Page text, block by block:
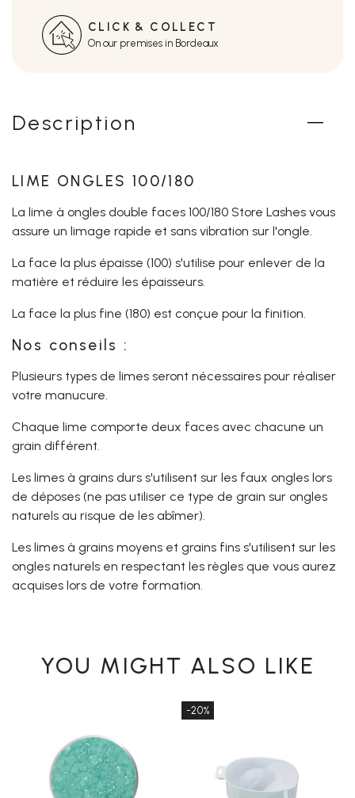
CLICK & COLLECT
On our premises in Bordeaux
Description
LIME ONGLES 100/180
La lime à ongles double faces 100/180 Store Lashes vous
assure un limage rapide et sans vibration sur l'ongle.
La face la plus épaisse (100) s'utilise pour enlever de la
matière et réduire les épaisseurs.
La face la plus fine (180) est conçue pour la finition.
Nos conseils :
Plusieurs types de limes seront nécessaires pour réaliser
votre manucure.
Chaque lime comporte deux faces avec chacune un
grain différent.
Les limes à grains durs s'utilisent sur les faux ongles lors
de déposes (ne pas utiliser ce type de grain sur ongles
naturels au risque de les abîmer).
Les limes à grains moyens et grains fins s'utilisent sur les
ongles naturels en respectant les règles que vous aurez
acquises lors de votre formation.
YOU MIGHT ALSO LIKE
-20%